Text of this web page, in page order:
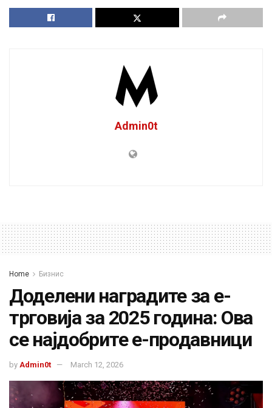
Admin0t
Home Бизнис
Доделени наградите за е-
трговија за 2025 година: Ова
се најдобрите е-продавници
by Admin0t March 12, 2026